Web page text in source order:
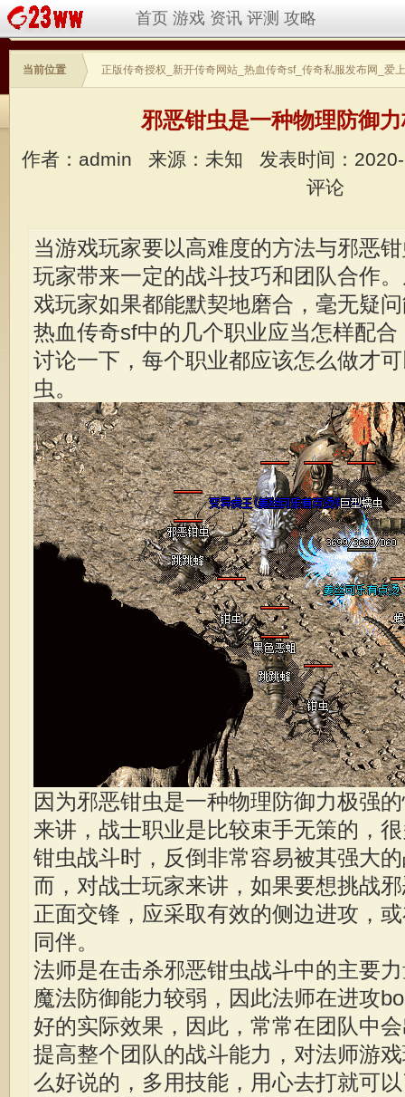
首页 游戏 资讯 评测 攻略
当前位置 正版传奇授权_新开传奇网站_热血传奇sf_传奇私服发布网_爱
邪恶钳虫是一种物理防御
作者：admin 来源：未知
发表时间：
评论
当游戏玩家要以高难度的方法与邪恶
玩家带来一定的战斗技巧和团队合作
戏玩家如果都能默契地磨合，毫无疑
热血传奇sf中的几个职业应当怎样配
讨论一下，每个职业都应该怎么做才
虫。
因为邪恶钳虫是一种物理防御力极强
来讲，战士职业是比较束手无策的，
钳虫战斗时，反倒非常容易被其强大
而，对战士玩家来讲，如果要想挑战
正面交锋，应采取有效的侧边进攻，
同伴。
法师是在击杀邪恶钳虫战斗中的主要
魔法防御能力较弱，因此法师在进攻
好的实际效果，因此，常常在团队中
提高整个团队的战斗能力，对法师游
么好说的，多用技能，用心去打就可